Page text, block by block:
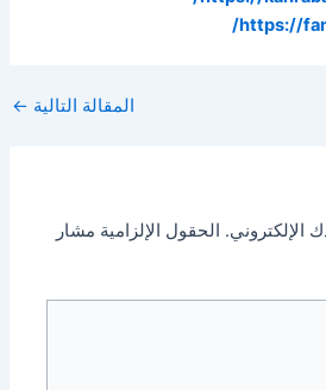
https://
المقالة التالية ←
الإلكتروني. الحقول الإلزامية مشار